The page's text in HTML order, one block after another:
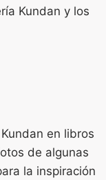
Kundan y los
en libros
de algunas
la inspiración